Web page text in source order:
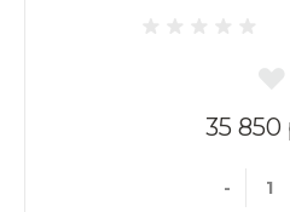
35 850
-